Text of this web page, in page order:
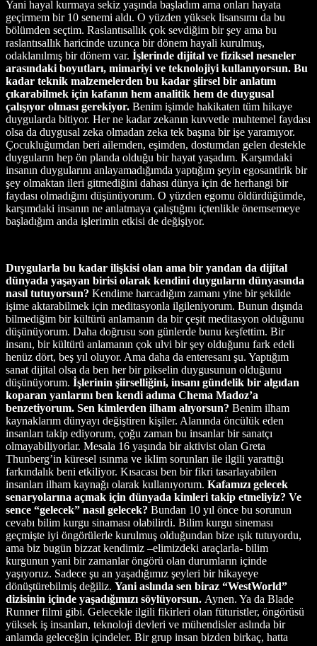
Yani hayal kurmaya sekiz yaşında başladım ama onları hayata
geçirmem bir 10 senemi aldı. O yüzden yüksek lisansımı da bu
bölümden seçtim. Raslantısallık çok sevdiğim bir şey ama bu
raslantısallık haricinde uzunca bir dönem hayali kurulmuş,
odaklanılmış bir dönem var. İşlerinde dijital ve fiziksel nesneler
arasındaki boyutları, mimariyi ve teknolojiyi kullanıyorsun. Bu
kadar teknik malzemelerden bu kadar şiirsel bir anlatım
çıkarabilmek için kafanın hem analitik hem de duygusal
çalışıyor olması gerekiyor. Benim işimde hakikaten tüm hikaye
duygularda bitiyor. Her ne kadar zekanın kuvvetle muhtemel faydası
olsa da duygusal zeka olmadan zeka tek başına bir işe yaramıyor.
Çocukluğumdan beri ailemden, eşimden, dostumdan gelen destekle
duyguların hep ön planda olduğu bir hayat yaşadım. Karşımdaki
insanın duygularını anlayamadığımda yaptığım şeyin egosantirik bir
şey olmaktan ileri gitmediğini dahası dünya için de herhangi bir
faydası olmadığını düşünüyorum. O yüzden egomu öldürdüğümde,
karşımdaki insanın ne anlatmaya çalıştığını içtenlikle önemsemeye
başladığım anda işlerimin etkisi de değişiyor.
Duygularla bu kadar ilişkisi olan ama bir yandan da dijital
dünyada yaşayan birisi olarak kendini duyguların dünyasında
nasıl tutuyorsun? Kendime harcadığım zamanı yine bir şekilde
işime aktarabilmek için meditasyonla ilgileniyorum. Bunun dışında
bilmediğim bir kültürü anlamanın da bir çeşit meditasyon olduğunu
düşünüyorum. Daha doğrusu son günlerde bunu keşfettim. Bir
insanı, bir kültürü anlamanın çok ulvi bir şey olduğunu fark edeli
henüz dört, beş yıl oluyor. Ama daha da enteresanı şu. Yaptığım
sanat dijital olsa da ben her bir pikselin duygusunun olduğunu
düşünüyorum. İşlerinin şiirselliğini, insanı gündelik bir algıdan
koparan yanlarını ben kendi adıma Chema Madoz’a
benzetiyorum. Sen kimlerden ilham alıyorsun? Benim ilham
kaynaklarım dünyayı değiştiren kişiler. Alanında öncülük eden
insanları takip ediyorum, çoğu zaman bu insanlar bir sanatçı
olmayabiliyorlar. Mesala 16 yaşında bir aktivist olan Greta
Thunberg’in küresel ısınma ve iklim sorunları ile ilgili yarattığı
farkındalık beni etkiliyor. Kısacası ben bir fikri tasarlayabilen
insanları ilham kaynağı olarak kullanıyorum. Kafamızı gelecek
senaryolarına açmak için dünyada kimleri takip etmeliyiz? Ve
sence “gelecek” nasıl gelecek? Bundan 10 yıl önce bu sorunun
cevabı bilim kurgu sinaması olabilirdi. Bilim kurgu sineması
geçmişte iyi öngörülerle kurulmuş olduğundan bize ışık tutuyordu,
ama biz bugün bizzat kendimiz –elimizdeki araçlarla- bilim
kurgunun yani bir zamanlar öngörü olan durumların içinde
yaşıyoruz. Sadece şu an yaşadığımız şeyleri bir hikayeye
dönüştürebilmiş değiliz. Yani aslında sen biraz “WestWorld”
dizisinin içinde yaşadığımızı söylüyorsun. Aynen. Ya da Blade
Runner filmi gibi. Gelecekle ilgili fikirleri olan füturistler, öngörüsü
yüksek iş insanları, teknoloji devleri ve mühendisler aslında bir
anlamda geleceğin içindeler. Bir grup insan bizden birkaç, hatta